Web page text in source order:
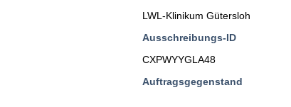
LWL-Klinikum Gütersloh
Ausschreibungs-ID
CXPWYYGLA48
Auftragsgegenstand